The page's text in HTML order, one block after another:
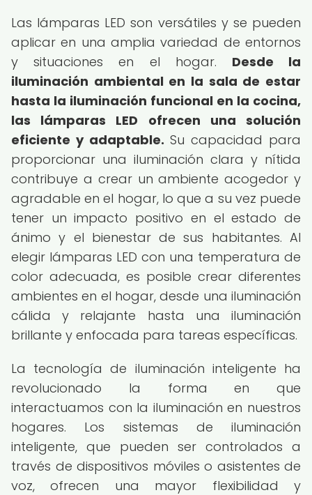
Las lámparas LED son versátiles y se pueden
aplicar en una amplia variedad de entornos
y situaciones en el hogar. Desde la
iluminación ambiental en la sala de estar
hasta la iluminación funcional en la cocina,
las lámparas LED ofrecen una solución
eficiente y adaptable. Su capacidad para
proporcionar una iluminación clara y nítida
contribuye a crear un ambiente acogedor y
agradable en el hogar, lo que a su vez puede
tener un impacto positivo en el estado de
ánimo y el bienestar de sus habitantes. Al
elegir lámparas LED con una temperatura de
color adecuada, es posible crear diferentes
ambientes en el hogar, desde una iluminación
cálida y relajante hasta una iluminación
brillante y enfocada para tareas específicas.
La tecnología de iluminación inteligente ha
revolucionado la forma en que
interactuamos con la iluminación en nuestros
hogares. Los sistemas de iluminación
inteligente, que pueden ser controlados a
través de dispositivos móviles o asistentes de
voz, ofrecen una mayor flexibilidad y